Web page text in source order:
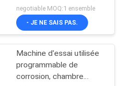
chambre de jet de sel
pour l'essai de corrosion
negotiable MOQ:1 ensemble
- JE NE SAIS PAS.
Machine d'essai utilisée
programmable de
corrosion, chambre